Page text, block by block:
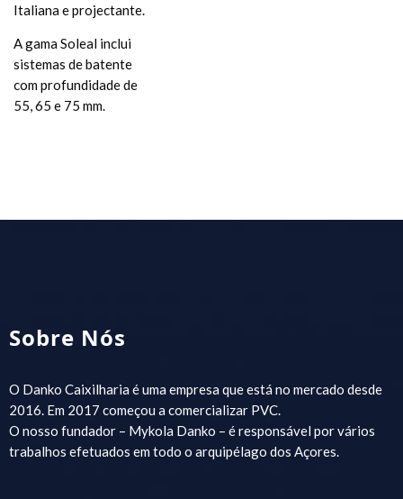
Italiana e projectante.
A gama Soleal inclui
sistemas de batente
com profundidade de
55, 65 e 75 mm.
Sobre Nós
O Danko Caixilharia é uma empresa que está no mercado desde
2016. Em 2017 começou a comercializar PVC.
O nosso fundador – Mykola Danko – é responsável por vários
trabalhos efetuados em todo o arquipélago dos Açores.